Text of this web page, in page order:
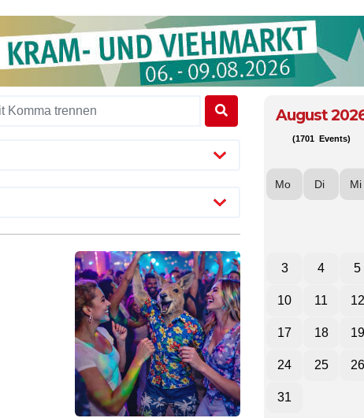
August
(1701 Events)
Mo Di Mi
3 4 5
10 11 12
17 18 19
24 25 26
31